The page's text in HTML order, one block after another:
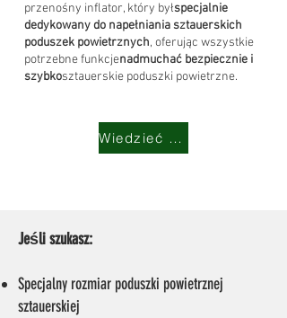
przenośny inflator, który byłspecjalnie
dedykowany do napełniania sztauerskich
poduszek powietrznych, oferując wszystkie
potrzebne funkcjenadmuchać bezpiecznie i
szybkosztauerskie poduszki powietrzne.
Wiedzieć więcej
Jeśli szukasz:
Specjalny rozmiar poduszki powietrznej
sztauerskiej